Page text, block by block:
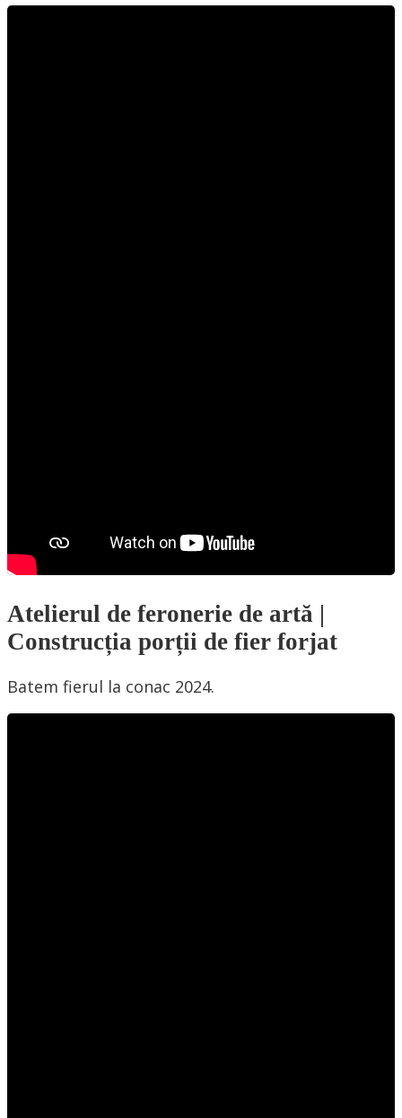
Atelierul de feronerie de artă |
Construcția porții de fier forjat
Batem fierul la conac 2024.